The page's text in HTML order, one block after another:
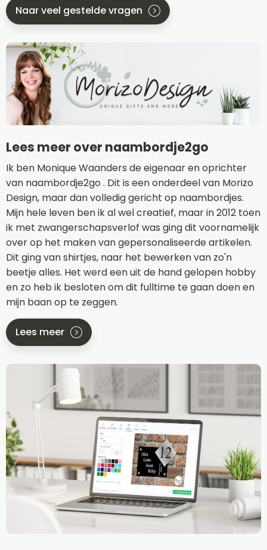
Naar veel gestelde vragen
Lees meer over naambordje2go
Ik ben Monique Waanders de eigenaar en oprichter
van naambordje2go . Dit is een onderdeel van Morizo
Design, maar dan volledig gericht op naambordjes.
Mijn hele leven ben ik al wel creatief, maar in 2012 toen
ik met zwangerschapsverlof was ging dit voornamelijk
over op het maken van gepersonaliseerde artikelen.
Dit ging van shirtjes, naar het bewerken van zo'n
beetje alles. Het werd een uit de hand gelopen hobby
en zo heb ik besloten om dit fulltime te gaan doen en
mijn baan op te zeggen.
Lees meer